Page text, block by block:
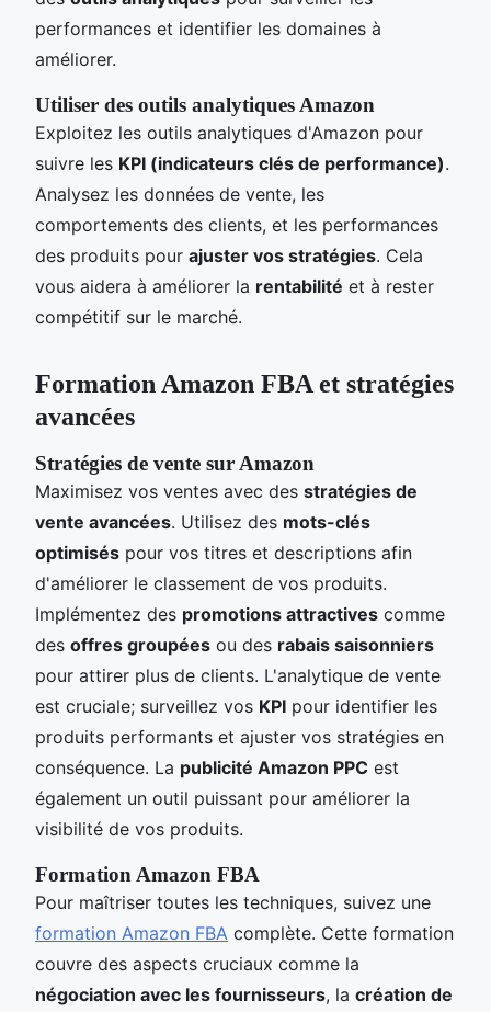
performances et identifier les domaines à
améliorer.
Utiliser des outils analytiques Amazon
Exploitez les outils analytiques d'Amazon pour
suivre les KPI (indicateurs clés de performance).
Analysez les données de vente, les
comportements des clients, et les performances
des produits pour ajuster vos stratégies. Cela
vous aidera à améliorer la rentabilité et à rester
compétitif sur le marché.
Formation Amazon FBA et stratégies
avancées
Stratégies de vente sur Amazon
Maximisez vos ventes avec des stratégies de
vente avancées. Utilisez des mots-clés
optimisés pour vos titres et descriptions afin
d'améliorer le classement de vos produits.
Implémentez des promotions attractives comme
des offres groupées ou des rabais saisonniers
pour attirer plus de clients. L'analytique de vente
est cruciale; surveillez vos KPI pour identifier les
produits performants et ajuster vos stratégies en
conséquence. La publicité Amazon PPC est
également un outil puissant pour améliorer la
visibilité de vos produits.
Formation Amazon FBA
Pour maîtriser toutes les techniques, suivez une
formation Amazon FBA complète. Cette formation
couvre des aspects cruciaux comme la
négociation avec les fournisseurs, la création de